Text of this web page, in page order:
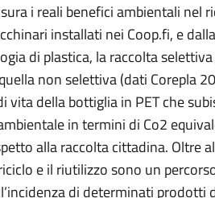
i reali benefici ambientali nel
installati nei Coop.fi, e
di plastica, la raccolta
non selettiva (dati Corepla
vita della bottiglia in PET che
in termini di Co2
alla raccolta cittadina. Oltre
e il riutilizzo sono un
di determinati prodotti